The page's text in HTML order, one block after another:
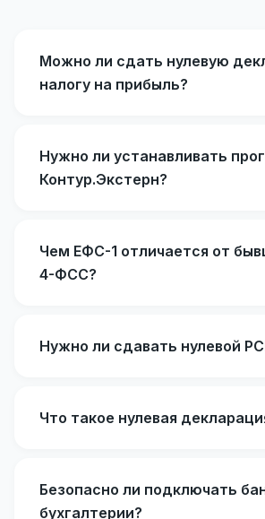
Можно ли сдать нулевую
налогу на прибыль?
Нужно ли устанавливать
Контур.Экстерн?
Чем ЕФС-1 отличается от
4-ФСС?
Нужно ли сдавать нулевой
Что такое нулевая
Безопасно ли подключать
бухгалтерии?